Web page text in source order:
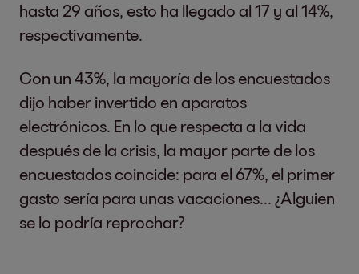
hasta 29 años, esto ha llegado al 17 y al 14%,
respectivamente.
Con un 43%, la mayoría de los encuestados
dijo haber invertido en aparatos
electrónicos. En lo que respecta a la vida
después de la crisis, la mayor parte de los
encuestados coincide: para el 67%, el primer
gasto sería para unas vacaciones... ¿Alguien
se lo podría reprochar?